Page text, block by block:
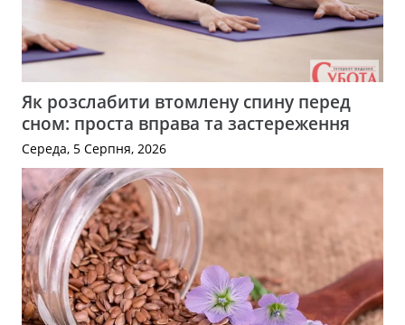
Як розслабити втомлену спину перед
сном: проста вправа та застереження
Середа, 5 Серпня, 2026